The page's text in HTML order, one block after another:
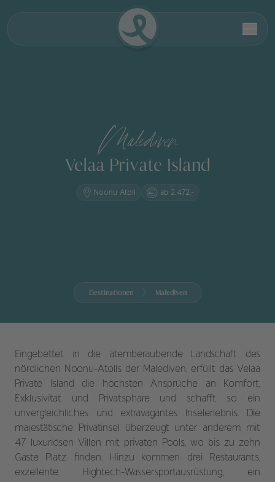
Malediven
Velaa Private Island
Noonu Atoll ab 2.472,-
Destinationen Malediven
Eingebettet in die atemberaubende Landschaft des
nördlichen Noonu-Atolls der Malediven, erfüllt das Velaa
Private Island die höchsten Ansprüche an Komfort,
Exklusivität und Privatsphäre und schafft so ein
unvergleichliches und extravagantes Inselerlebnis. Die
majestätische Privatinsel überzeugt unter anderem mit
47 luxuriösen Villen mit privaten Pools, wo bis zu zehn
Gäste Platz finden. Hinzu kommen drei Restaurants,
exzellente Hightech-Wassersportausrüstung, ein